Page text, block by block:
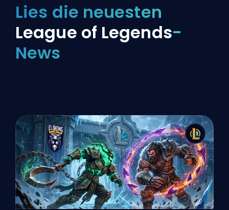
Lies die neuesten
League of Legends-
News